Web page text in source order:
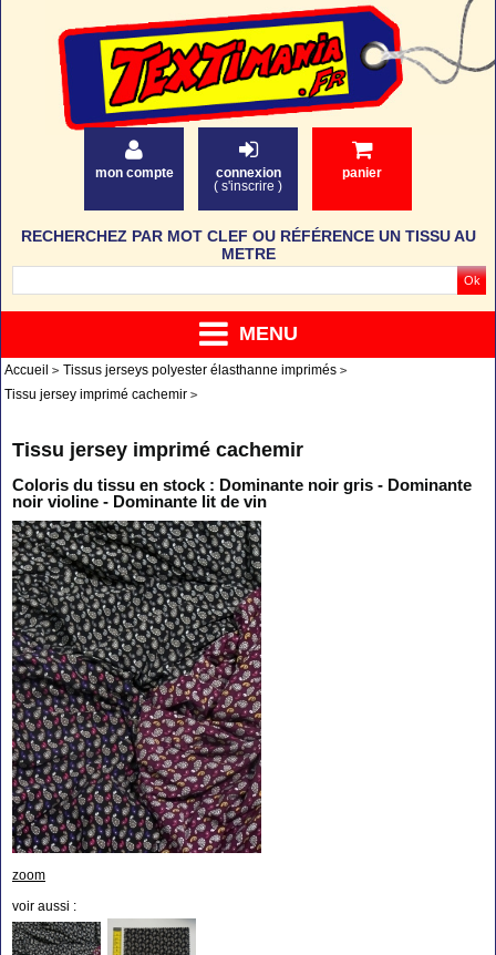
mon compte
connexion
( s'inscrire )
panier
MENU
RECHERCHEZ PAR MOT CLEF OU RÉFÉRENCE UN TISSU AU
METRE
Accueil
Tissus jerseys polyester élasthanne imprimés
Tissu jersey imprimé cachemir
Tissu jersey imprimé cachemir
Coloris du tissu en stock : Dominante noir gris - Dominante
noir violine - Dominante lit de vin
zoom
voir aussi :